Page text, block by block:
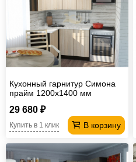
Кухонный гарнитур Симона
прайм 1200х1400 мм
29 680 ₽
В корзину
Купить в 1 клик